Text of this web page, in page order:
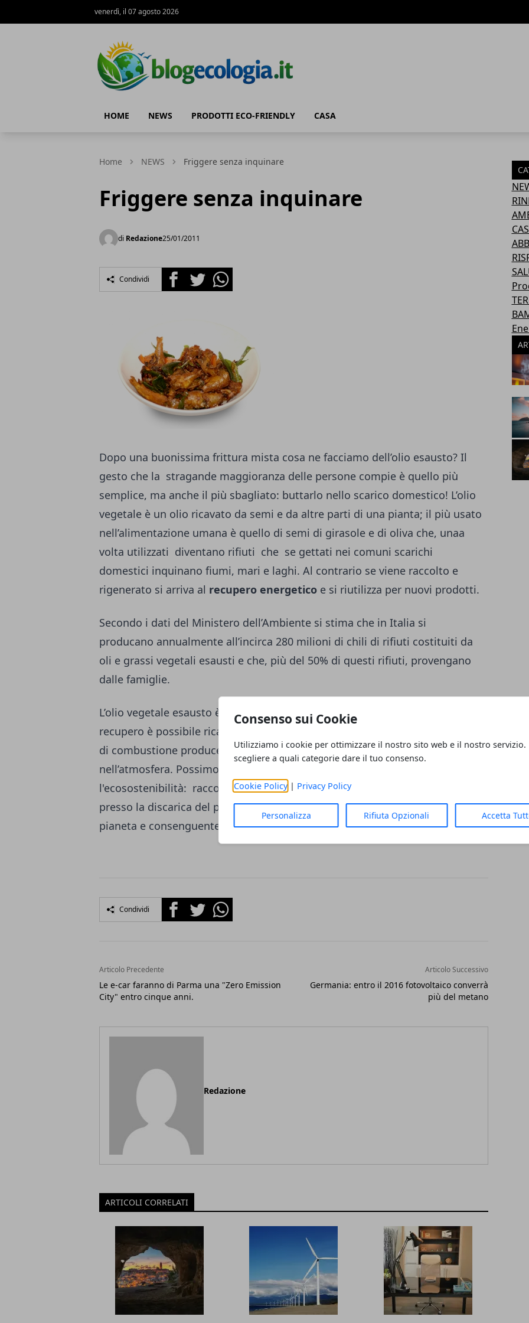
Consenso sui Cookie
Utilizziamo i cookie per ottimizzare il nostro sito web e il nostro servizio.
scegliere a quali categorie dare il tuo consenso.
Cookie Policy| Privacy Policy
Personalizza Rifiuta Opzionali Accetta
venerdì, il 07 agosto 2026
HOME NEWS PRODOTTI ECO-FRIENDLY CASA
Home NEWS Friggere senza inquinare
Friggere senza inquinare
di Redazione25/01/2011
Condividi FacebookTwitterWhatsapp
Dopo una buonissima frittura mista cosa ne facciamo dell’olio esausto? Il
gesto che la stragande maggioranza delle persone compie è quello più
semplice, ma anche il più sbagliato: buttarlo nello scarico domestico! L’olio
vegetale è un olio ricavato da semi e da altre parti di una pianta; il più usato
nell’alimentazione umana è quello di semi di girasole e di oliva che, unaa
volta utilizzati diventano rifiuti che se gettati nei comuni scarichi
domestici inquinano fiumi, mari e laghi. Al contrario se viene raccolto e
rigenerato si arriva al recupero energetico e si riutilizza per nuovi prodotti.
Secondo i dati del Ministero dell’Ambiente si stima che in Italia si
producano annualmente all’incirca 280 milioni di chili di rifiuti costituiti da
oli e grassi vegetali esausti e che, più del 50% di questi rifiuti, provengano
dalle famiglie.
L’olio vegetale esausto è una fonte di energia e, tramire un corretto
recupero è possibile ricavarne il
di combustione produce una minore quantità di emissioni inquinanti
nell’atmosfera. Possimo dunque compiere un semplice gesto per favorire
l'ecosostenibilità: raccogliere l’olio utilizzato in un recipiente e portarlo
presso la discarica del proprio paese. Un gesto di amire verso il nostro
pianeta e consenguentemente verso noi stessi.
Condividi FacebookTwitterWhatsapp
Articolo Precedente
Le e-car faranno di Parma una "Zero Emission
City" entro cinque anni.
Articolo Successivo
Germania: entro il 2016 fotovoltaico converrà
più del metano
Redazione
ARTICOLI CORRELATI